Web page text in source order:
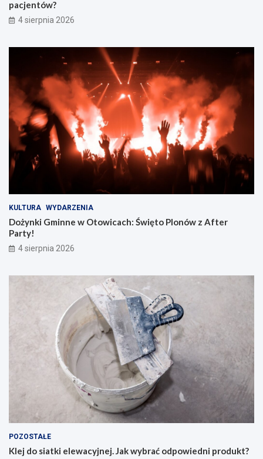
pacjentów?
4 sierpnia 2026
KULTURA WYDARZENIA
Dożynki Gminne w Otowicach: Święto Plonów z After
Party!
4 sierpnia 2026
POZOSTAŁE
Klej do siatki elewacyjnej. Jak wybrać odpowiedni produkt?